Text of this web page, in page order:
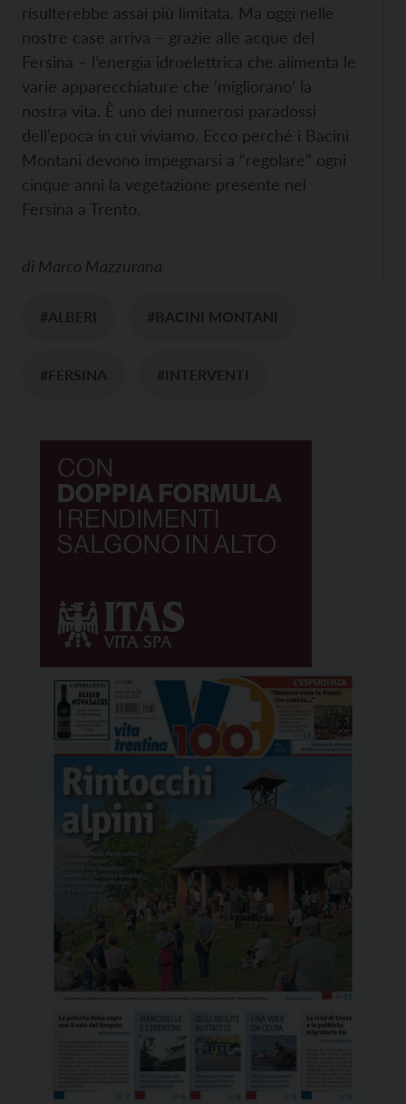
risulterebbe assai più limitata. Ma oggi nelle
nostre case arriva – grazie alle acque del
Fersina – l’energia idroelettrica che alimenta le
varie apparecchiature che ‘migliorano’ la
nostra vita. È uno dei numerosi paradossi
dell’epoca in cui viviamo. Ecco perché i Bacini
Montani devono impegnarsi a “regolare” ogni
cinque anni la vegetazione presente nel
Fersina a Trento.
di Marco Mazzurana
#ALBERI #BACINI MONTANI
#FERSINA #INTERVENTI